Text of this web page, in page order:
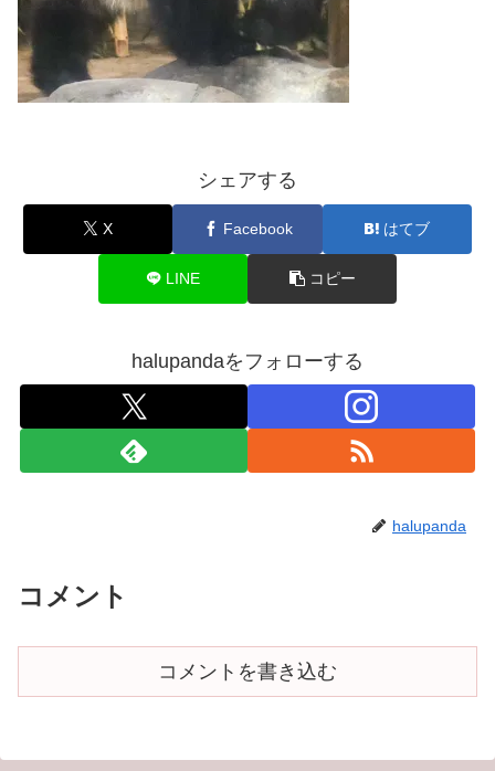
シェアする
X Facebook はてブ
LINE コピー
halupandaをフォローする
halupanda
コメント
コメントを書き込む